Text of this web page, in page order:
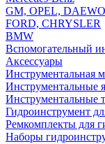
GM, OPEL,
FORD, CHRYSLER
BMW
Вспомогательный
Аксессуары
Инструментальная
Инструментальные
Инструментальные
Гидроинструмент
Ремкомплекты для
Наборы